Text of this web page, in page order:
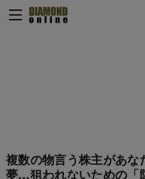
複数の物言う株主があな
夢…狙われないための「